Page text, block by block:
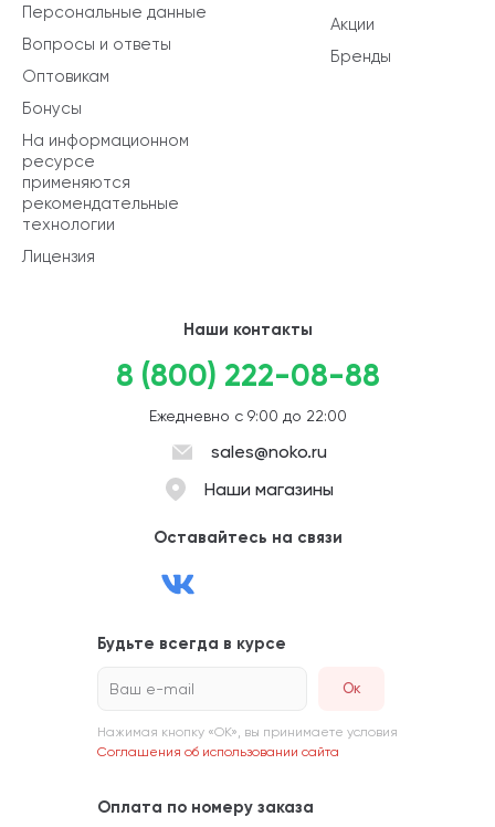
Акции
Бренды
Персональные данные
Вопросы и ответы
Оптовикам
Бонусы
На информационном
ресурсе
применяются
рекомендательные
технологии
Лицензия
Наши контакты
8 (800) 222-08-88
Ежедневно с 9:00 до 22:00
sales@noko.ru
Наши магазины
Оставайтесь на связи
Будьте всегда в курсе
Ваш e-mail
Нажимая кнопку «ОК», вы принимаете условия
Соглашения об использовании сайта
Оплата по номеру заказа